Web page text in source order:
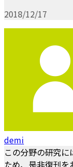
2018/12/17
demi
この分野の研究
ため、是非復刊を